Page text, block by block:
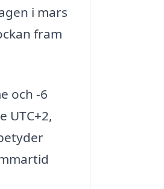
i mars
fram
och -6
UTC+2,